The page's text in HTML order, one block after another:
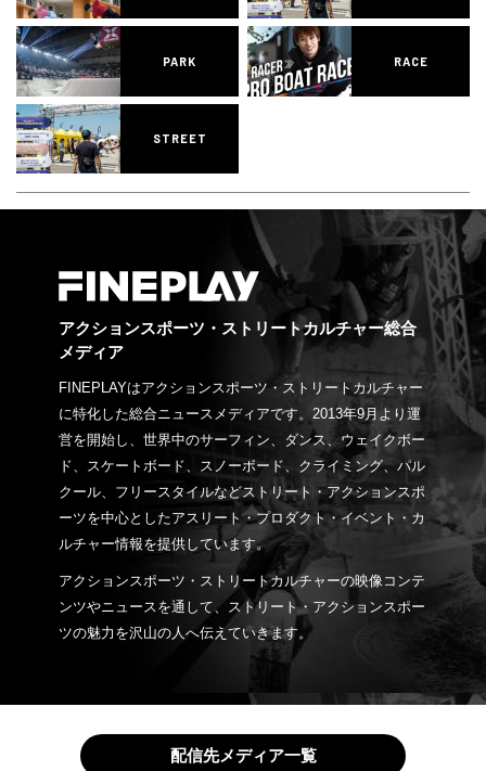
PARK RACE
STREET
アクションスポーツ・ストリートカルチャー総合
メディア
FINEPLAYはアクションスポーツ・ストリートカルチャー
に特化した総合ニュースメディアです。2013年9月より運
営を開始し、世界中のサーフィン、ダンス、ウェイクボー
ド、スケートボード、スノーボード、クライミング、パル
クール、フリースタイルなどストリート・アクションスポ
ーツを中心としたアスリート・プロダクト・イベント・カ
ルチャー情報を提供しています。
アクションスポーツ・ストリートカルチャーの映像コンテ
ンツやニュースを通して、ストリート・アクションスポー
ツの魅力を沢山の人へ伝えていきます。
配信先メディア一覧